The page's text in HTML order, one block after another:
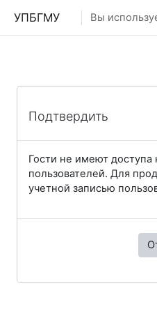
УПБГМУ Вы
Подтвердить
Гости не имеют доступа
пользователей. Для
учетной записью